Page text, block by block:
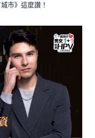
市》這麼讚！